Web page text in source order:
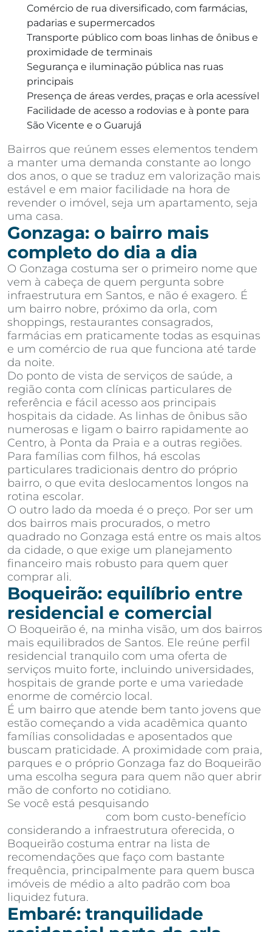
Comércio de rua diversificado, com farmácias,
padarias e supermercados
Transporte público com boas linhas de ônibus e
proximidade de terminais
Segurança e iluminação pública nas ruas
principais
Presença de áreas verdes, praças e orla acessível
Facilidade de acesso a rodovias e à ponte para
São Vicente e o Guarujá
Bairros que reúnem esses elementos tendem
a manter uma demanda constante ao longo
dos anos, o que se traduz em valorização mais
estável e em maior facilidade na hora de
revender o imóvel, seja um apartamento, seja
uma casa.
Gonzaga: o bairro mais
completo do dia a dia
O Gonzaga costuma ser o primeiro nome que
vem à cabeça de quem pergunta sobre
infraestrutura em Santos, e não é exagero. É
um bairro nobre, próximo da orla, com
shoppings, restaurantes consagrados,
farmácias em praticamente todas as esquinas
e um comércio de rua que funciona até tarde
da noite.
Do ponto de vista de serviços de saúde, a
região conta com clínicas particulares de
referência e fácil acesso aos principais
hospitais da cidade. As linhas de ônibus são
numerosas e ligam o bairro rapidamente ao
Centro, à Ponta da Praia e a outras regiões.
Para famílias com filhos, há escolas
particulares tradicionais dentro do próprio
bairro, o que evita deslocamentos longos na
rotina escolar.
O outro lado da moeda é o preço. Por ser um
dos bairros mais procurados, o metro
quadrado no Gonzaga está entre os mais altos
da cidade, o que exige um planejamento
financeiro mais robusto para quem quer
comprar ali.
Boqueirão: equilíbrio entre
residencial e comercial
O Boqueirão é, na minha visão, um dos bairros
mais equilibrados de Santos. Ele reúne perfil
residencial tranquilo com uma oferta de
serviços muito forte, incluindo universidades,
hospitais de grande porte e uma variedade
enorme de comércio local.
É um bairro que atende bem tanto jovens que
estão começando a vida acadêmica quanto
famílias consolidadas e aposentados que
buscam praticidade. A proximidade com praia,
parques e o próprio Gonzaga faz do Boqueirão
uma escolha segura para quem não quer abrir
mão de conforto no cotidiano.
Se você está pesquisando
com bom custo-benefício
considerando a infraestrutura oferecida, o
Boqueirão costuma entrar na lista de
recomendações que faço com bastante
frequência, principalmente para quem busca
imóveis de médio a alto padrão com boa
liquidez futura.
Embaré: tranquilidade